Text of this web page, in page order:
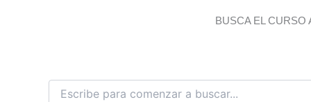
BUSCA EL CURSO
B